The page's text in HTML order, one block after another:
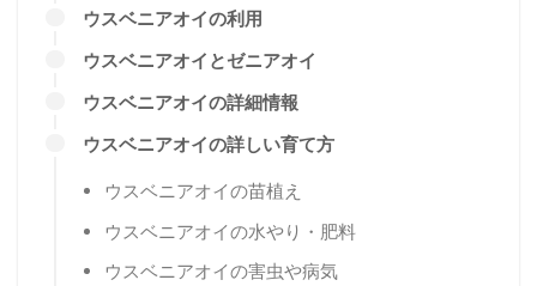
ウスベニアオイの利用
ウスベニアオイとゼニアオイ
ウスベニアオイの詳細情報
ウスベニアオイの詳しい育て方
ウスベニアオイの苗植え
ウスベニアオイの水やり・肥料
ウスベニアオイの害虫や病気